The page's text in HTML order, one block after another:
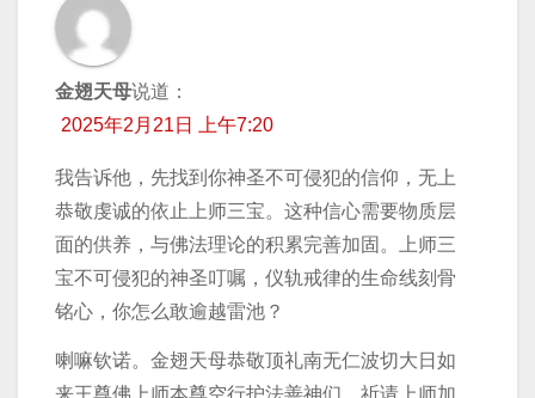
金翅天母说道：
2025年2月21日 上午7:20
我告诉他，先找到你神圣不可侵犯的信仰，无上
恭敬虔诚的依止上师三宝。这种信心需要物质层
面的供养，与佛法理论的积累完善加固。上师三
宝不可侵犯的神圣叮嘱，仪轨戒律的生命线刻骨
铭心，你怎么敢逾越雷池？
喇嘛钦诺。金翅天母恭敬顶礼南无仁波切大日如
来王尊佛上师本尊空行护法善神们。祈请上师加